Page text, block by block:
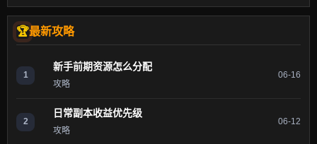
最新攻略
1
新手前期资源怎么分配
攻略
06-16
2
日常副本收益优先级
攻略
06-12